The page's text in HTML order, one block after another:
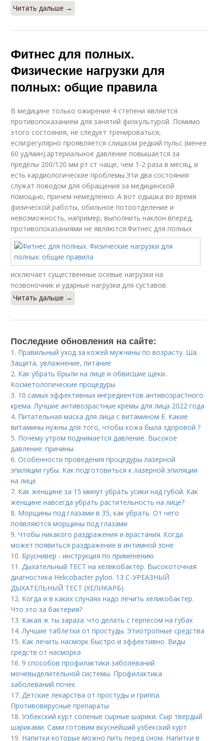
Читать дальше →
Фитнес для полных.
Физические нагрузки для
полных: общие правила
В медицине только ожирение 4 степени является
противопоказанием для занятий физкультурой. Помимо
этого состояния, не следует тренироваться,
если:регулярно проявляется слишком редкий пульс (менее
60 уд/мин);артериальное давление повышается за
пределы 200/120 мм рт ст чаще, чем 1-2 раза в месяц, и
есть кардиологические проблемы.Эти два состояния
служат поводом для обращения за медицинской
помощью, причем немедленно. А вот одышка во время
физической работы, обильное потоотделение и
невозможность, например, выполнить наклон вперед,
противопоказаниями не являются.Фитнес для полных
исключает существенные осевые нагрузки на
позвоночник и ударные нагрузки для суставов.
Читать дальше →
Последние обновления на сайте:
1. Правильный уход за кожей мужчины по возрасту. Ша.
Защита, увлажнение, питание
2. Как убрать брыли на лице и обвисшие щеки..
Косметологические процедуры
3. 10 самых эффективных ингредиентов антивозрастного
крема. Лучшие антивозрастные кремы для лица 2022 года
4. Питательная маска для лица с витамином Е. Какие
витамины нужны для того, чтобы кожа была здоровой ?
5. Почему утром поднимается давление. Высокое
давление: причины
6.Особенности проведения процедуры лазерной
эпиляции губы. Как подготовиться к лазерной эпиляции
на лице
7. Как женщине за 15 минут убрать усики над губой. Как
женщине навсегда убрать растительность на лице?
8. Морщины под глазами в 35, как убрать. От чего
появляются морщины под глазами
9.Чтобы никакого раздражения и врастания. Когда
может появиться раздражение в интимной зоне
10. Бруснивер - инструкция по применению
11.Дыхательный ТЕСТ на хеликобактер. Высокоточная
диагностика Helicobacter pylori. 13 C-УРЕАЗНЫЙ
ДЫХАТЕЛЬНЫЙ ТЕСТ (ХЕЛИКАРБ)
12. Когда и в каких случаях надо лечить хеликобактер.
Что это за бактерия?
13. Какая ж ты зараза: что делать с герпесом на губах
14.Лучшие таблетки от простуды. Этиотропные средства
15. Как лечить насморк быстро и эффективно. Виды
средств от насморка
16.9 способов профилактики заболеваний
мочевыделительной системы. Профилактика
заболеваний почек
17.Детские лекарства от простуды и гриппа.
Противовирусные препараты
18.Узбекский курт соленые сырные шарики. Сыр твердый
шариками. Сами готовим вкуснейший узбекский курт
19. Напитки которые можно пить перед сном. Напитки в